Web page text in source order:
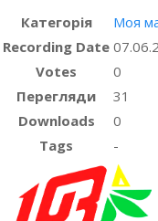
Категорія
Моя
Recording Date
Votes
0
Перегляди
31
Downloads
0
Tags
-